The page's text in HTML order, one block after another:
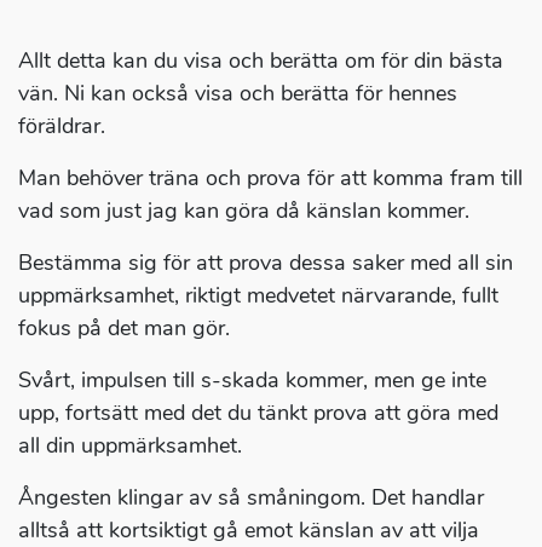
Allt detta kan du visa och berätta om för din bästa
vän. Ni kan också visa och berätta för hennes
föräldrar.
Man behöver träna och prova för att komma fram till
vad som just jag kan göra då känslan kommer.
Bestämma sig för att prova dessa saker med all sin
uppmärksamhet, riktigt medvetet närvarande, fullt
fokus på det man gör.
Svårt, impulsen till s-skada kommer, men ge inte
upp, fortsätt med det du tänkt prova att göra med
all din uppmärksamhet.
Ångesten klingar av så småningom. Det handlar
alltså att kortsiktigt gå emot känslan av att vilja